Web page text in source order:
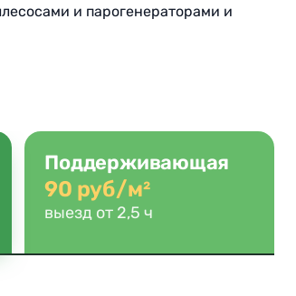
и парогенераторами и
Поддерживающая
90 руб/м²
выезд от 2,5 ч